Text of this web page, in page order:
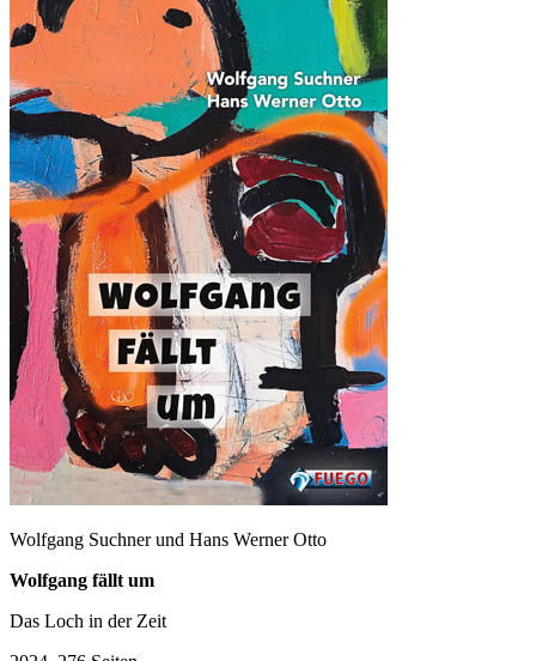
Wolfgang Suchner und Hans Werner Otto
Wolfgang fällt um
Das Loch in der Zeit